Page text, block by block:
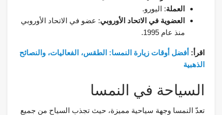
العملة: اليورو.
العضوية في الاتحاد الأوروبي: عضو في الاتحاد الأوروبي
منذ عام 1995.
اقرأ: أفضل أوقات زيارة النمسا: الطقس، الفعاليات، والنصائح
الذهبية
السياحة في النمسا
تعدّ النمسا وجهة سياحية مميزة، حيث تجذب السياح من جميع